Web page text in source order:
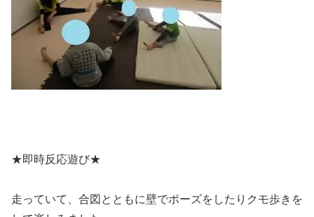
★即時反応遊び★
走っていて、合図とともに壁でポーズをしたりクモ歩きを